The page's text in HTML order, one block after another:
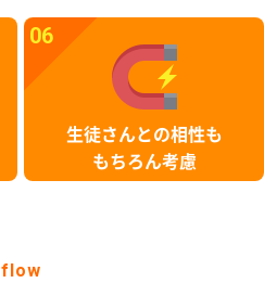
06
生徒さんとの相性も
もちろん考慮
flow